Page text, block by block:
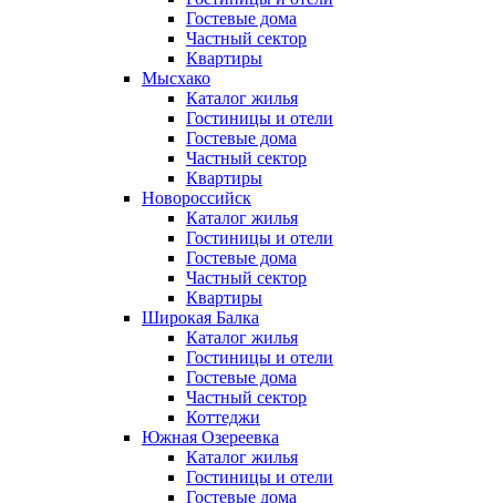
Гостевые дома
Частный сектор
Квартиры
Мысхако
Каталог жилья
Гостиницы и отели
Гостевые дома
Частный сектор
Квартиры
Новороссийск
Каталог жилья
Гостиницы и отели
Гостевые дома
Частный сектор
Квартиры
Широкая Балка
Каталог жилья
Гостиницы и отели
Гостевые дома
Частный сектор
Коттеджи
Южная Озереевка
Каталог жилья
Гостиницы и отели
Гостевые дома